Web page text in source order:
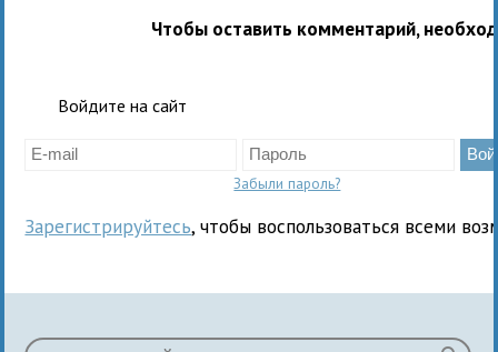
Чтобы оставить комментарий,
Войдите на сайт
Забыли пароль?
Зарегистрируйтесь, чтобы воспользоваться всеми